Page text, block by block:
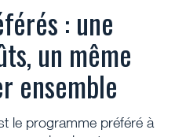
: une
un même
ensemble
le programme préféré à